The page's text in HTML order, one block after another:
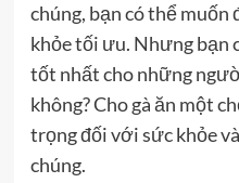
chúng, bạn có thể muốn
khỏe tối ưu. Nhưng bạn
tốt nhất cho những
không? Cho gà ăn một
trọng đối với sức khỏe
chúng.